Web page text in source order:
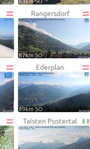
Rangersdorf
87km SO
Ederplan
89km SO
Taisten Pustertal